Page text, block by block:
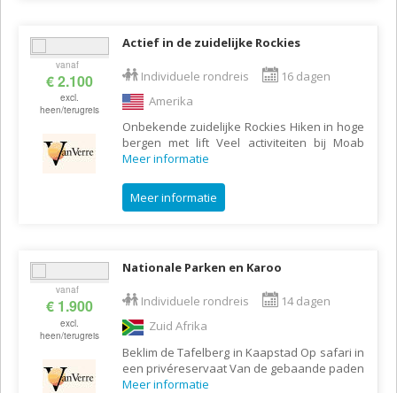
vanaf
€ 2.100
excl.
heen/terugreis
Actief in de zuidelijke Rockies
Individuele rondreis
16 dagen
Amerika
Onbekende zuidelijke Rockies Hiken in hoge
bergen met lift Veel activiteiten bij Moab
Meer informatie
Meer informatie
vanaf
€ 1.900
excl.
heen/terugreis
Nationale Parken en Karoo
Individuele rondreis
14 dagen
Zuid Afrika
Beklim de Tafelberg in Kaapstad Op safari in
een privéreservaat Van de gebaande paden
Meer informatie